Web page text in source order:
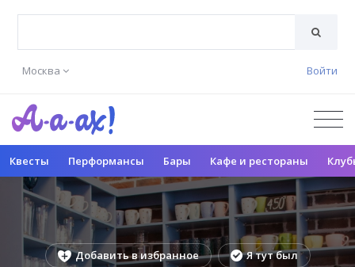
Москва Войти
Квесты Перформансы Бары Кафе и рестораны
Добавить в избранное Я тут был